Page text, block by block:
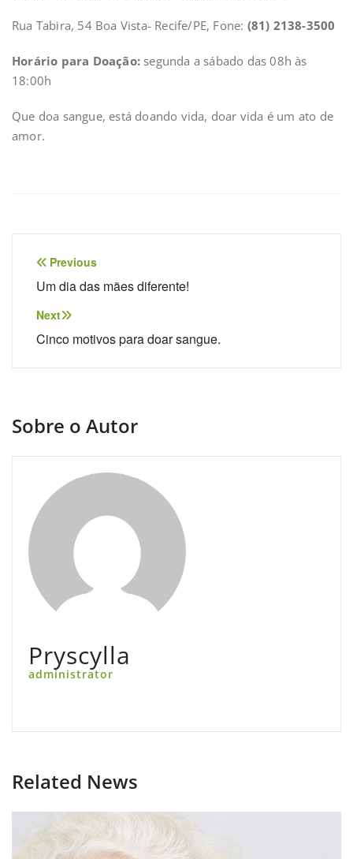
Rua Tabira, 54 Boa Vista- Recife/PE, Fone: (81) 2138-3500
Horário para Doação: segunda a sábado das 08h às
18:00h
Que doa sangue, está doando vida, doar vida é um ato de
amor.
Previous
Um dia das mães diferente!
Next
Cinco motivos para doar sangue.
Sobre o Autor
Pryscylla
administrator
Related News